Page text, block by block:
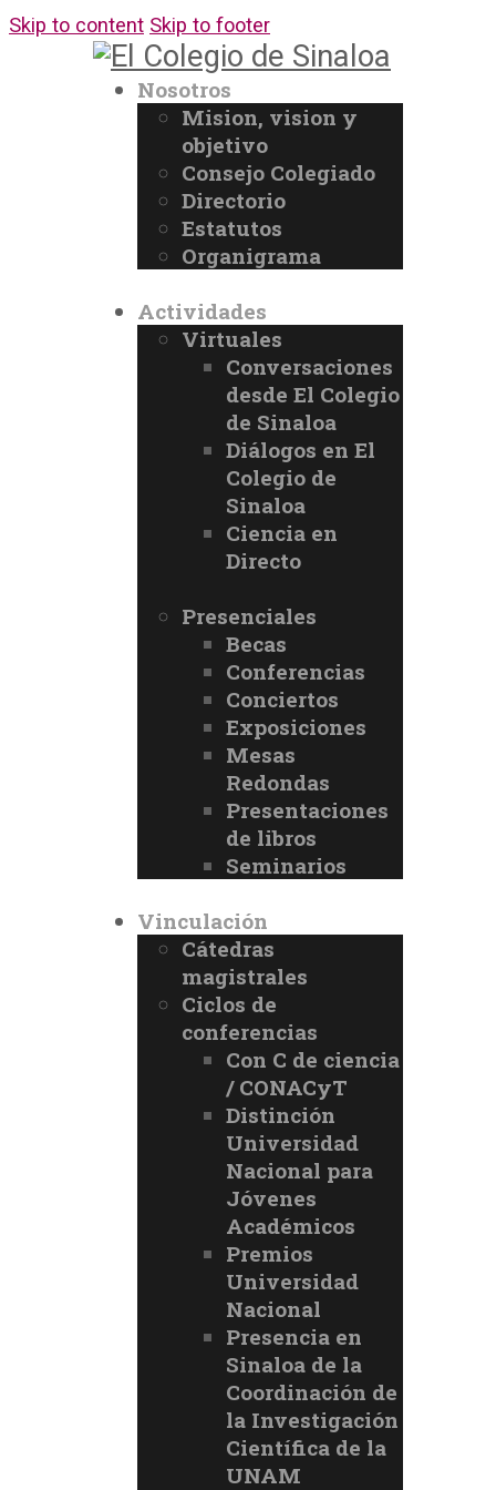
Skip to content Skip to footer
Nosotros
Mision, vision y
objetivo
Consejo Colegiado
Directorio
Estatutos
Organigrama
Actividades
Virtuales
Conversaciones
desde El Colegio
de Sinaloa
Diálogos en El
Colegio de
Sinaloa
Ciencia en
Directo
Presenciales
Becas
Conferencias
Conciertos
Exposiciones
Mesas
Redondas
Presentaciones
de libros
Seminarios
Vinculación
Cátedras
magistrales
Ciclos de
conferencias
Con C de ciencia
/ CONACyT
Distinción
Universidad
Nacional para
Jóvenes
Académicos
Premios
Universidad
Nacional
Presencia en
Sinaloa de la
Coordinación de
la Investigación
Científica de la
UNAM